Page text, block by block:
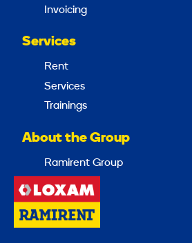
Invoicing
Services
Rent
Services
Trainings
About the Group
Ramirent Group